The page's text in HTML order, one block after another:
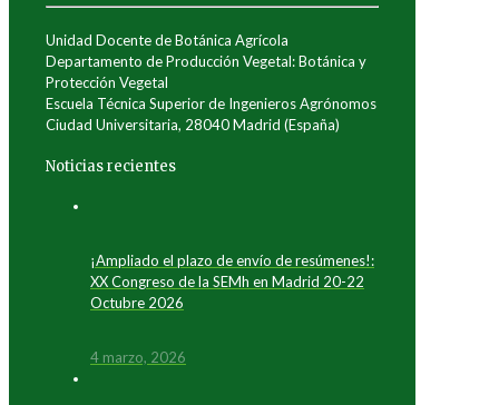
Unidad Docente de Botánica Agrícola
Departamento de Producción Vegetal: Botánica y
Protección Vegetal
Escuela Técnica Superior de Ingenieros Agrónomos
Ciudad Universitaria, 28040 Madrid (España)
Noticias recientes
¡Ampliado el plazo de envío de resúmenes!:
XX Congreso de la SEMh en Madrid 20-22
Octubre 2026
4 marzo, 2026